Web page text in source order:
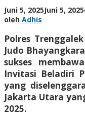
Juni 5, 2025Juni 5, 2025
oleh Adhis
Polres
Judo
sukses
Invitasi Beladiri
yang
Jakarta Utara
2025.